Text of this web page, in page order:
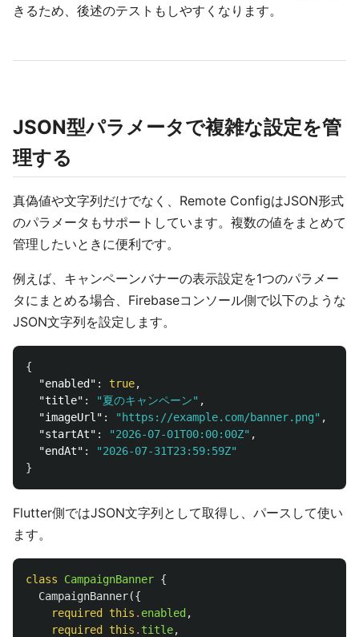
きるため、後述のテストもしやすくなります。
JSON型パラメータで複雑な設定を管
理する
真偽値や文字列だけでなく、Remote ConfigはJSON形式
のパラメータもサポートしています。複数の値をまとめて
管理したいときに便利です。
例えば、キャンペーンバナーの表示設定を1つのパラメー
タにまとめる場合、Firebaseコンソール側で以下のような
JSON文字列を設定します。
{
"enabled" : true,
"title" : "夏のキャンペーン" ,
"imageUrl" : "https://example.com/banner.png" ,
"startAt" : "2026-07-01T00:00:00Z" ,
"endAt" :
"2026-07-31T23:59:59Z"
}
Flutter側ではJSON文字列として取得し、パースして使い
ます。
class CampaignBanner {
CampaignBanner({
required
this . enabled ,
required
this . title,